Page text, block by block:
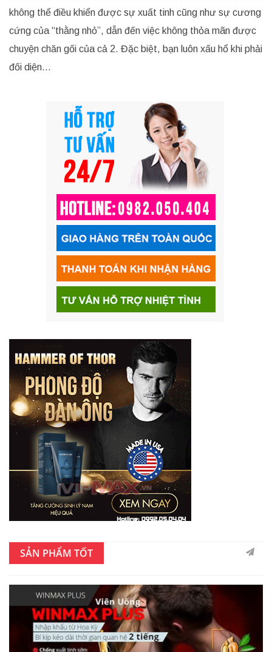
không thể điều khiển được sự xuất tinh cũng như sự cương
cứng của “thằng nhỏ”, dẫn đến việc không thỏa mãn được
chuyện chăn gối của cả 2. Đặc biệt, bạn luôn xấu hổ khi phải
đối diện…
SẢN PHẨM TỐT